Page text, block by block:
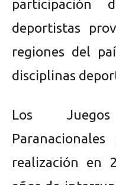
deportistas
regiones del
disciplinas
Los
realización en